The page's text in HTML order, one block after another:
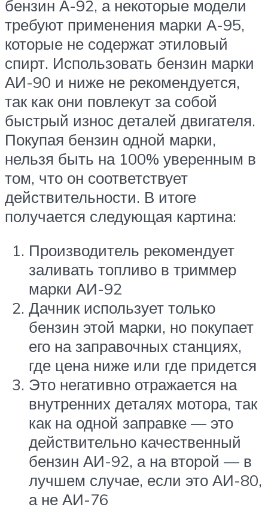
бензин А-92, а некоторые модели
требуют применения марки А-95,
которые не содержат этиловый
спирт. Использовать бензин марки
АИ-90 и ниже не рекомендуется,
так как они повлекут за собой
быстрый износ деталей двигателя.
Покупая бензин одной марки,
нельзя быть на 100% уверенным в
том, что он соответствует
действительности. В итоге
получается следующая картина:
Производитель рекомендует
заливать топливо в триммер
марки АИ-92
Дачник использует только
бензин этой марки, но покупает
его на заправочных станциях,
где цена ниже или где придется
Это негативно отражается на
внутренних деталях мотора, так
как на одной заправке — это
действительно качественный
бензин АИ-92, а на второй — в
лучшем случае, если это АИ-80,
а не АИ-76